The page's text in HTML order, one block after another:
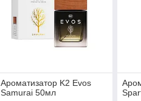
Ароматизатор K2 Evos
Samurai 50мл